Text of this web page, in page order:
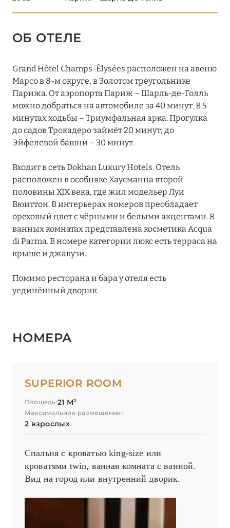
Cheval Blanc Paris
Experimental Marais
Fauchon L'Hôtel Paris
Four Seasons Hotel George V, Paris
Grand Pigalle Experimental
Grands Boulevards Experimental
Hôtel Balzac Paris
Hôtel de Berri Champs-Élysées
Hôtel de Crillon, A Rosewood Hotel
Hôtel Elysia Paris
Hôtel Le Marquis
Hôtel Le Tourville
Hôtel Le Walt
Hôtel Napoléon Paris
Hôtel Plaza Athénée, Dorchester Collection
Kopster Hotel Paris Porte de Versailles
ОБ ОТЕЛЕ
Grand Hôtel Champs-Élysées расположен на авеню
Марсо в 8-м округе, в Золотом треугольнике
Парижа. От аэропорта Париж – Шарль-де-Голль
можно добраться на автомобиле за 40 минут. В 5
минутах ходьбы – Триумфальная арка. Прогулка
до садов Трокадеро займёт 20 минут, до
Эйфелевой башни – 30 минут.
Входит в сеть Dokhan Luxury Hotels. Отель
расположен в особняке Хаусманна второй
половины XIX века, где жил модельер Луи
Вюиттон. В интерьерах номеров преобладает
ореховый цвет с чёрными и белыми акцентами. В
ванных комнатах представлена косметика Acqua
di Parma. В номере категории люкс есть терраса на
крыше и джакузи.
Помимо ресторана и бара у отеля есть
уединённый дворик.
НОМЕРА
SUPERIOR ROOM
Площадь:21 М²
Максимальное размещение:
2 взрослых
Спальня с кроватью king-size или
кроватями twin, ванная комната с ванной.
Вид на город или внутренний дворик.